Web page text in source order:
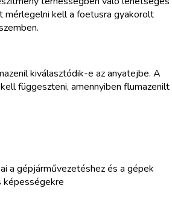
mérlegelni kell a foetusra gyakorolt
kiválasztódik-e az anyatejbe. A
függeszteni, amennyiben flumazenilt
a gépjárművezetéshez és a gépek
képességekre